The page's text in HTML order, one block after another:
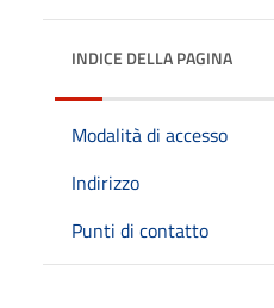
INDICE DELLA PAGINA
Modalità di accesso
Indirizzo
Punti di contatto